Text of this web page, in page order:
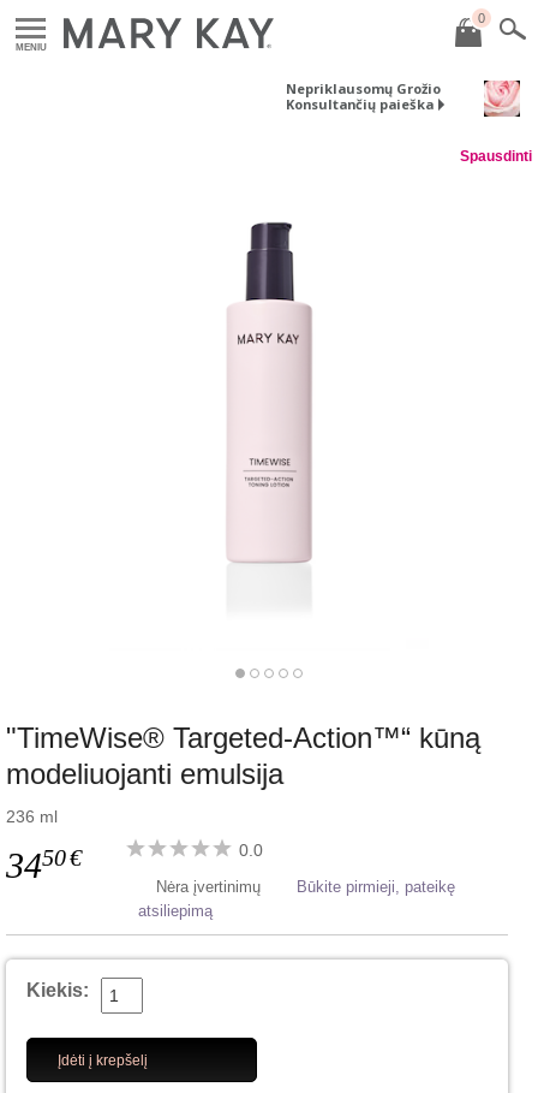
MENIU
0
Nepriklausomų Grožio
Konsultančių paieška
Spausdinti
"TimeWise® Targeted-Action™“ kūną
modeliuojanti emulsija
236 ml
3450€ 0.0
Nėra įvertinimų
Būkite pirmieji, pateikę
atsiliepimą
Kiekis:
Įdėti į krepšelį